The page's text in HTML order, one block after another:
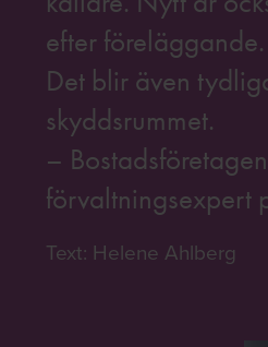
efter föreläggande.
Det blir även
skyddsrummet.
–
förvaltningsexpert
Text: Helene Ahlberg